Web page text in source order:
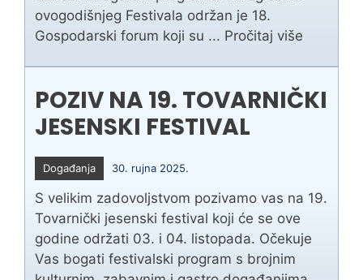
ovogodišnjeg Festivala održan je 18.
Gospodarski forum koji su ... Pročitaj više
POZIV NA 19. TOVARNIČKI
JESENSKI FESTIVAL
Događanja 30. rujna 2025.
S velikim zadovoljstvom pozivamo vas na 19.
Tovarnički jesenski festival koji će se ove
godine održati 03. i 04. listopada. Očekuje
Vas bogati festivalski program s brojnim